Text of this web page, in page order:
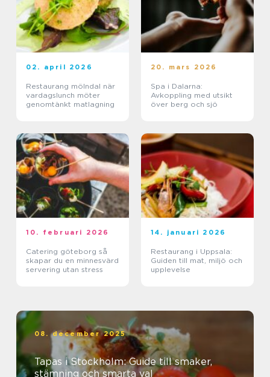
02. april 2026
Restaurang mölndal när
vardagslunch möter
genomtänkt matlagning
20. mars 2026
Spa i Dalarna:
Avkoppling med utsikt
över berg och sjö
10. februari 2026
Catering göteborg så
skapar du en minnesvärd
servering utan stress
14. januari 2026
Restaurang i Uppsala:
Guiden till mat, miljö och
upplevelse
08. december 2025
Tapas i Stockholm: Guide till smaker,
stämning och smarta val